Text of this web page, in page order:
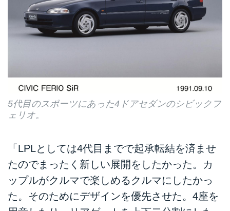
5代目のスポーツにあった4ドアセダンのシビックフ
ェリオ。
「LPLとしては4代目までで起承転結を済ませ
たのでまったく新しい展開をしたかった。カ
ップルがクルマで楽しめるクルマにしたかっ
た。そのためにデザインを優先させた。4座を